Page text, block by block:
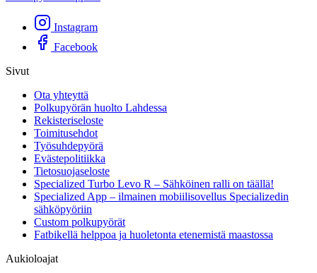
Instagram
Facebook
Sivut
Ota yhteyttä
Polkupyörän huolto Lahdessa
Rekisteriseloste
Toimitusehdot
Työsuhdepyörä
Evästepolitiikka
Tietosuojaseloste
Specialized Turbo Levo R – Sähköinen ralli on täällä!
Specialized App – ilmainen mobiilisovellus Specializedin
sähköpyöriin
Custom polkupyörät
Fatbikellä helppoa ja huoletonta etenemistä maastossa
Aukioloajat